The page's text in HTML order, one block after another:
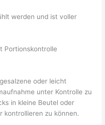
werden und ist voller
Portionskontrolle
oder leicht
unter Kontrolle zu
in kleine Beutel oder
kontrollieren zu können.